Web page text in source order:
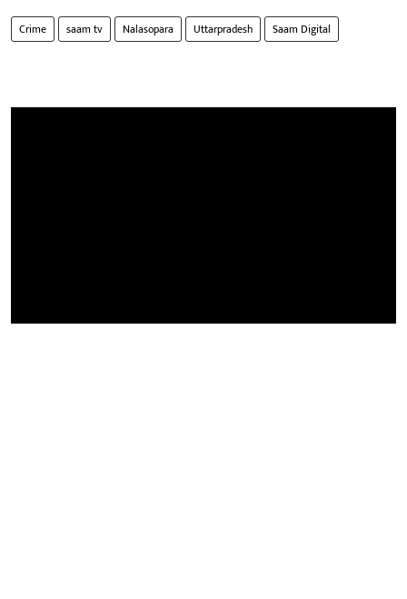
Crime saam tv Nalasopara Uttarpradesh Saam Digital